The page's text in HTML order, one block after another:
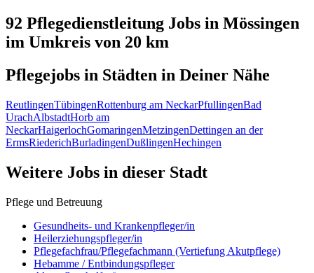
92 Pflegedienstleitung Jobs in Mössingen
im Umkreis von 20 km
Pflegejobs in Städten in Deiner Nähe
ReutlingenTübingenRottenburg am NeckarPfullingenBad
UrachAlbstadtHorb am
NeckarHaigerlochGomaringenMetzingenDettingen an der
ErmsRiederichBurladingenDußlingenHechingen
Weitere Jobs in dieser Stadt
Pflege und Betreuung
Gesundheits- und Krankenpfleger/in
Heilerziehungspfleger/in
Pflegefachfrau/Pflegefachmann (Vertiefung Akutpflege)
Hebamme / Entbindungspfleger